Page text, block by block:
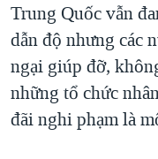
Trung Quốc vẫn
dẫn độ nhưng các
ngại giúp đỡ,
những tổ chức
đãi nghi phạm là